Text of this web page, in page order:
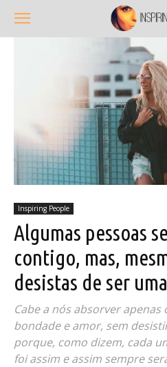
Inspiring People
Algumas pessoas
contigo, mas,
desistas de ser
Cabe a nós absorver apenas
bondade e amor, sem
porque, como dizem, cada
foi assim e assim sempre